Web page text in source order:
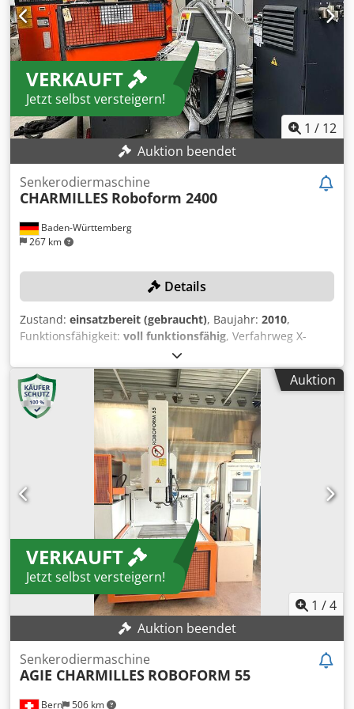
sollten Sie die CHARMILLES Roboform 350 Maschine in
Betracht ziehen, die wir zum Verkauf anbieten.
Kontaktieren Sie uns für weitere Details. • Maximales
Elektrodengewicht: 25 kg • Minimale Leistungsaufnahme: 5
kVA • Leistung: 7,5 kVA • Spannung: 400 V • Frequenz: 50 Hz
• Stromstärke: 10,6 A Zusätzliche Ausstattung Dkodeylzi
Njpfx Aiger • Erowa Nullpunktspannsystem auf dem Tisch
(im Lieferumfang enthalten) • Elektrodenhalter: nicht
enthalten
VERKAUFT
Jetzt selbst versteigern!
1 / 12
Auktion beendet
Baden-Württemberg
267 km
Senkerodiermaschine
CHARMILLES Roboform 2400
Details
Zustand: einsatzbereit (gebraucht), Baujahr: 2010,
Funktionsfähigkeit: voll funktionsfähig, Verfahrweg X-
, Verfahrweg Y-Achse:
Z-Achse:320 mm, Tischbreite:320 mm, Tischlänge:560
mm, TECHNISCHE DETAILS Dodpfx Aoya Efwjigskr
Verfahrweg X-Achse: 320 mm Verfahrweg Y-Achse: 220 mm
Verfahrweg Z-Achse: 320 mm Maximale
Werkstückabmessung: 880 mm x 550 mm x 225 mm
Tischabmessung: 560 mm x 320 mm MASCHINEN-DETAILS
Steuerung: Charmilles Gewicht: 3.500 kg
Auktion
VERKAUFT
Jetzt selbst versteigern!
1 /4
Auktion beendet
Bern 506 km
Senkerodiermaschine
AGIE CHARMILLES ROBOFORM 55